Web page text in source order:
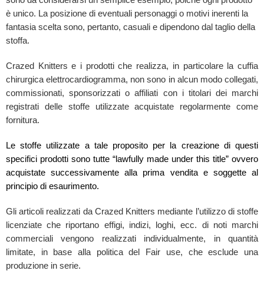
è unico. La posizione di eventuali personaggi o motivi inerenti la
fantasia scelta sono, pertanto, casuali e dipendono dal taglio della
stoffa.
Crazed Knitters e i prodotti che realizza, in particolare la cuffia
chirurgica elettrocardiogramma, non sono in alcun modo collegati,
commissionati, sponsorizzati o affiliati con i titolari dei marchi
registrati delle stoffe utilizzate acquistate regolarmente come
fornitura.
Le stoffe utilizzate a tale proposito per la creazione di questi
specifici prodotti sono tutte “lawfully made under this title” ovvero
acquistate successivamente alla prima vendita e soggette al
principio di esaurimento.
Gli articoli realizzati da Crazed Knitters mediante l’utilizzo di stoffe
licenziate che riportano effigi, indizi, loghi, ecc. di noti marchi
commerciali vengono realizzati individualmente, in quantità
limitate, in base alla politica del Fair use, che esclude una
produzione in serie.